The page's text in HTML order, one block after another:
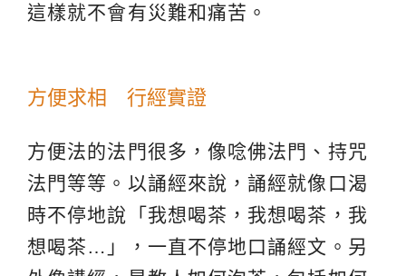
這樣就不會有災難和痛苦。
方便求相 行經實證
方便法的法門很多，像唸佛法門、持咒
法門等等。以誦經來說，誦經就像口渴
時不停地說「我想喝茶，我想喝茶，我
想喝茶…」，一直不停地口誦經文。另